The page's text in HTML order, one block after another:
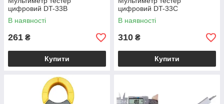
цифровий DT-33B
В наявності
261 ₴
Купити
цифровий DT-33C
В наявності
310 ₴
Купити